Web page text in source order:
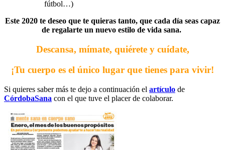
fútbol…)
Este 2020 te deseo que te quieras tanto, que cada día seas capaz
de regalarte un nuevo estilo de vida sana.
Descansa, mímate, quiérete y cuídate,
¡Tu cuerpo es el único lugar que tienes para vivir!
Si quieres saber más te dejo a continuación el artículo de
CórdobaSana con el que tuve el placer de colaborar.